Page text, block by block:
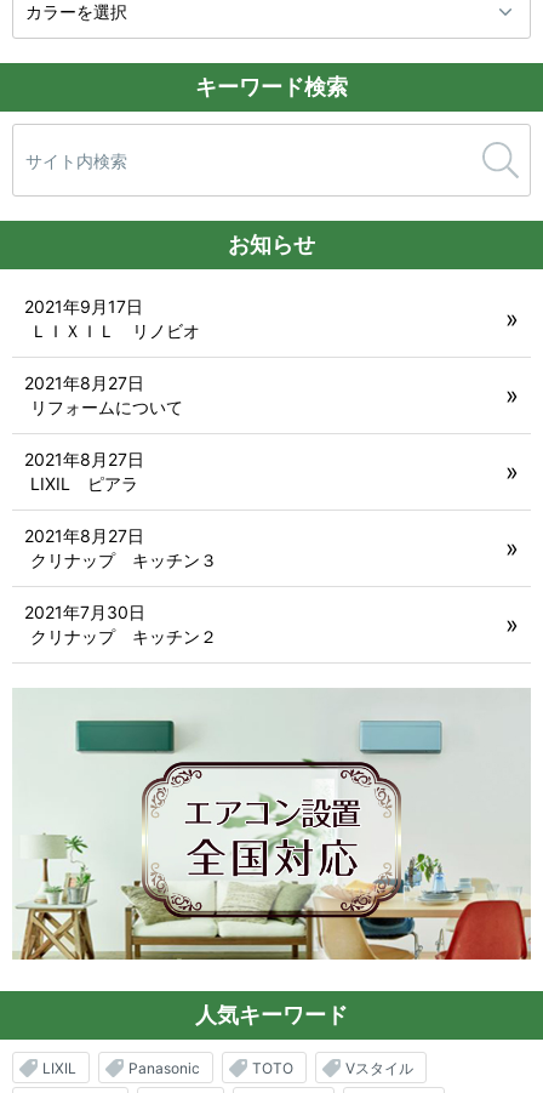
キーワード検索
索:
お知らせ
ＬＩＸＩＬ リノビオ
2021年9月17日
リフォームについて
2021年8月27日
LIXIL ピアラ
2021年8月27日
クリナップ キッチン３
2021年8月27日
クリナップ キッチン２
2021年7月30日
人気キーワード
LIXIL Panasonic TOTO
Vスタイル